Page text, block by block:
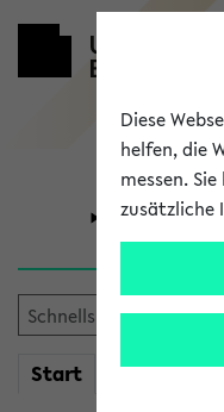
Universität
Start meineKVV
Diese
helfen, die
messen.
zusätzliche